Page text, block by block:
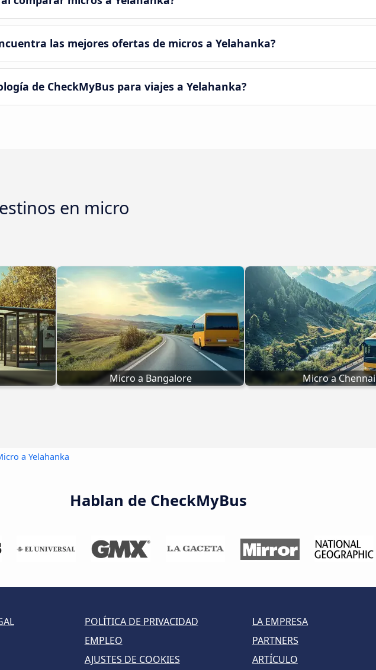
las mejores ofertas de micros a Yelahanka?
de CheckMyBus para viajes a Yelahanka?
en micro
Micro a Bangalore Micro a Chennai
a Yelahanka
Hablan de CheckMyBus
POLÍTICA DE PRIVACIDAD
LA EMPRESA
EMPLEO
PARTNERS
AJUSTES DE COOKIES ARTÍCULO